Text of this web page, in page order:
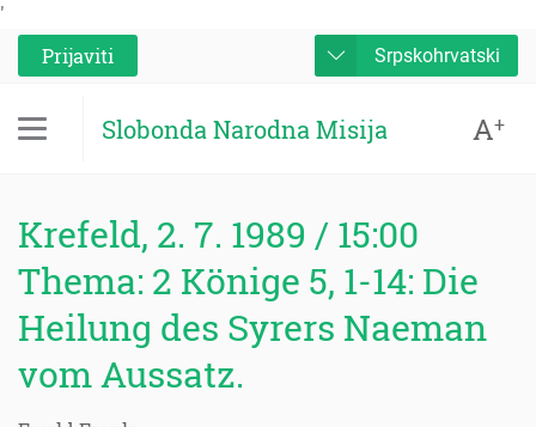
'
Prijaviti
Srpskohrvatski
Slobonda Narodna Misija A+
Krefeld, 2. 7. 1989 / 15:00
Thema: 2 Könige 5, 1-14: Die
Heilung des Syrers Naeman
vom Aussatz.